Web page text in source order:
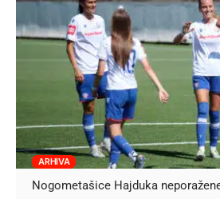
ARHIVA
Nogometašice Hajduka